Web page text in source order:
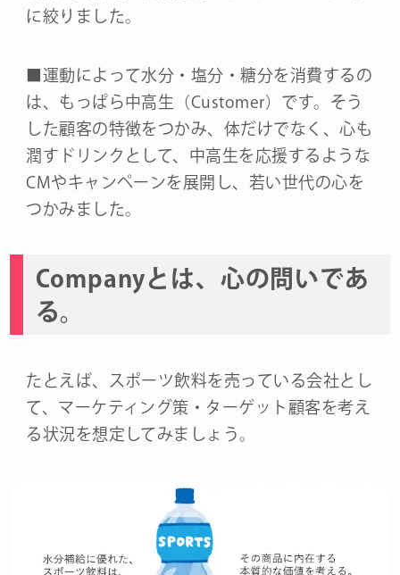
に絞りました。
■運動によって水分・塩分・糖分を消費するの
は、もっぱら中高生（Customer）です。そう
した顧客の特徴をつかみ、体だけでなく、心も
潤すドリンクとして、中高生を応援するような
CMやキャンペーンを展開し、若い世代の心を
つかみました。
Companyとは、心の問いであ
る。
たとえば、スポーツ飲料を売っている会社とし
て、マーケティング策・ターゲット顧客を考え
る状況を想定してみましょう。